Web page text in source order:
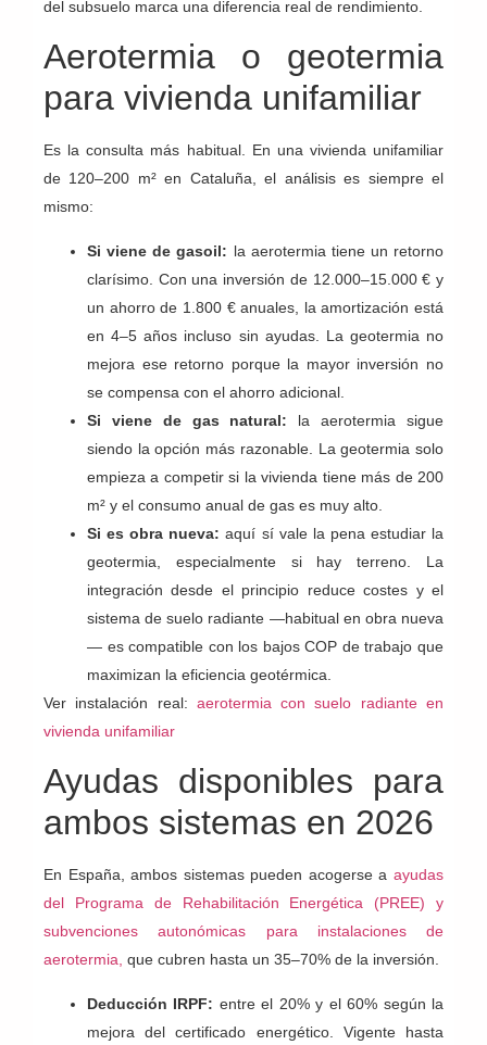
del subsuelo marca una diferencia real de rendimiento.
Aerotermia o geotermia
para vivienda unifamiliar
Es la consulta más habitual. En una vivienda unifamiliar
de 120–200 m² en Cataluña, el análisis es siempre el
mismo:
Si viene de gasoil: la aerotermia tiene un retorno
clarísimo. Con una inversión de 12.000–15.000 € y
un ahorro de 1.800 € anuales, la amortización está
en 4–5 años incluso sin ayudas. La geotermia no
mejora ese retorno porque la mayor inversión no
se compensa con el ahorro adicional.
Si viene de gas natural: la aerotermia sigue
siendo la opción más razonable. La geotermia solo
empieza a competir si la vivienda tiene más de 200
m² y el consumo anual de gas es muy alto.
Si es obra nueva: aquí sí vale la pena estudiar la
geotermia, especialmente si hay terreno. La
integración desde el principio reduce costes y el
sistema de suelo radiante —habitual en obra nueva
— es compatible con los bajos COP de trabajo que
maximizan la eficiencia geotérmica.
Ver instalación real: aerotermia con suelo radiante en
vivienda unifamiliar
Ayudas disponibles para
ambos sistemas en 2026
En España, ambos sistemas pueden acogerse a ayudas
del Programa de Rehabilitación Energética (PREE) y
subvenciones autonómicas para instalaciones de
aerotermia, que cubren hasta un 35–70% de la inversión.
Deducción IRPF: entre el 20% y el 60% según la
mejora del certificado energético. Vigente hasta